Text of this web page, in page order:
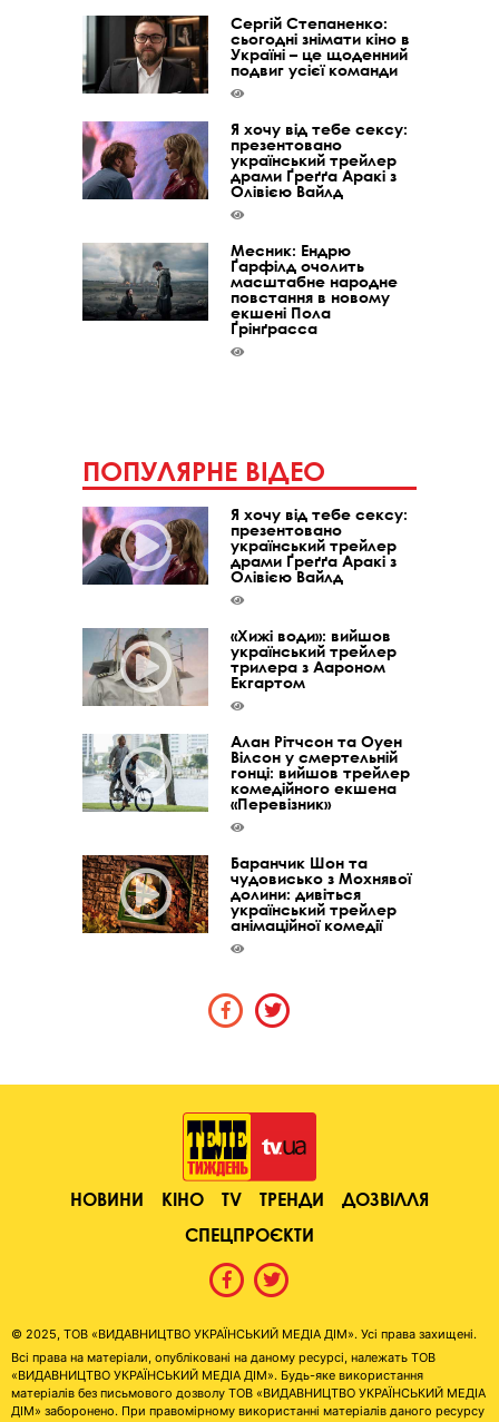
Сергій Степаненко:
сьогодні знімати кіно в
Україні – це щоденний
подвиг усієї команди
Я хочу від тебе сексу:
презентовано
український трейлер
драми Ґреґґа Аракі з
Олівією Вайлд
Месник: Ендрю
Ґарфілд очолить
масштабне народне
повстання в новому
екшені Пола
Ґрінґрасса
ПОПУЛЯРНЕ ВІДЕО
Я хочу від тебе сексу:
презентовано
український трейлер
драми Ґреґґа Аракі з
Олівією Вайлд
«Хижі води»: вийшов
український трейлер
трилера з Аароном
Екгартом
Алан Рітчсон та Оуен
Вілсон у смертельній
гонці: вийшов трейлер
комедійного екшена
«Перевізник»
Баранчик Шон та
чудовисько з Мохнявої
долини: дивіться
український трейлер
анімаційної комедії
НОВИНИ КІНО TV ТРЕНДИ
ДОЗВІЛЛЯ
СПЕЦПРОЄКТИ
© 2025, ТОВ «ВИДАВНИЦТВО УКРАЇНСЬКИЙ МЕДІА ДІМ». Усі права захищені.
Всі права на матеріали, опубліковані на даному ресурсі, належать ТОВ
«ВИДАВНИЦТВО УКРАЇНСЬКИЙ МЕДІА ДІМ». Будь-яке використання
матеріалів без письмового дозволу ТОВ «ВИДАВНИЦТВО УКРАЇНСЬКИЙ МЕДІА
ДІМ» заборонено. При правомірному використанні матеріалів даного ресурсу